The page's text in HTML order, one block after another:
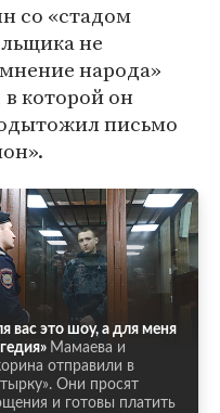
со «стадом
не
народа»
которой он
письмо
вас это шоу, а для меня
Мамаева и
отправили в
Они просят
и готовы платить